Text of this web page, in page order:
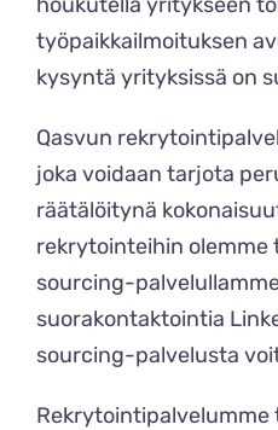
työpaikkailmoituksen
kysyntä yrityksissä on
Qasvun
joka voidaan tarjota
räätälöitynä
rekrytointeihin olemme
sourcing-
suorakontaktointia
sourcing-palvelusta